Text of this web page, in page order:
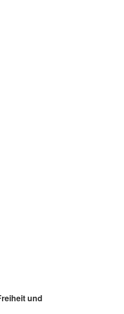
und